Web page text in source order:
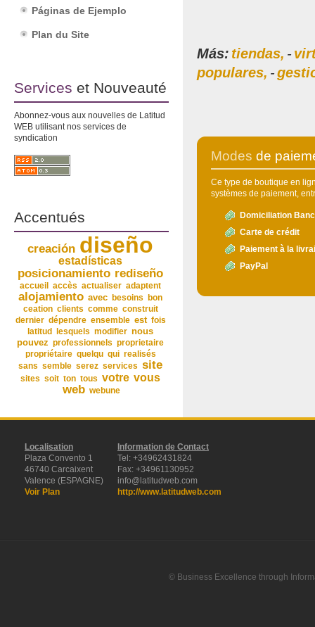
Más: tiendas, -
populares, -
Modes de
Ce type de boutique en
systèmes de paiement,
Domiciliation
Carte de crédit
Paiement à la
PayPal
Páginas de Ejemplo
Plan du Site
Services et Nouveauté
Abonnez-vous aux nouvelles de Latitud
WEB utilisant nos services de
syndication
Accentués
creación diseño
estadísticas
posicionamiento rediseño
accueil accès actualiser adaptent
alojamiento avec besoins
bon
ceation clients comme construit
dernier dépendre ensemble est fois
latitud
lesquels modifier nous
pouvez professionnels proprietaire
propriétaire quelqu qui realisés
sans semble serez services site
sites soit ton tous votre vous
web webune
Localisation
Plaza Convento 1
46740 Carcaixent
Valence (ESPAGNE)
Voir Plan
Information de Contact
Tel: +34962431824
Fax: +34961130952
info@latitudweb.com
http://www.latitudweb.com
© Business Excellence through